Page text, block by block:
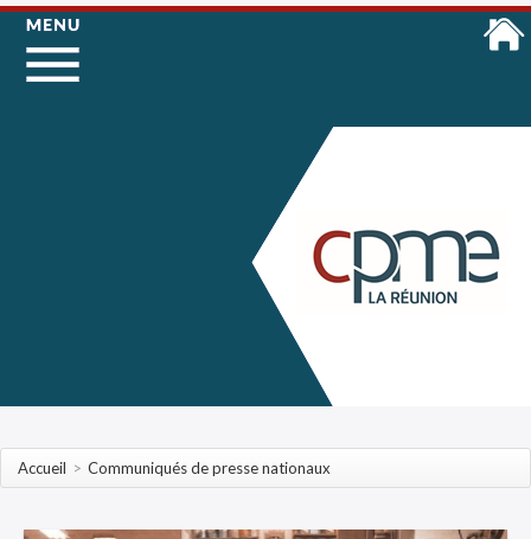
Accueil > Communiqués de presse nationaux